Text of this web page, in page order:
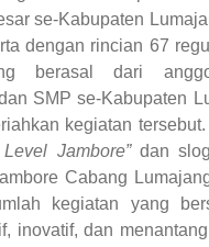
se-Kabupaten
dengan rincian 67
berasal dari
SMP se-Kabupaten
kegiatan
Jambore”dan
Cabang
kegiatan yang
inovatif, dan